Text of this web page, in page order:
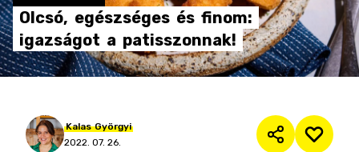
Olcsó, egészséges és finom:
igazságot a patisszonnak!
Kalas Györgyi
2022. 07. 26.